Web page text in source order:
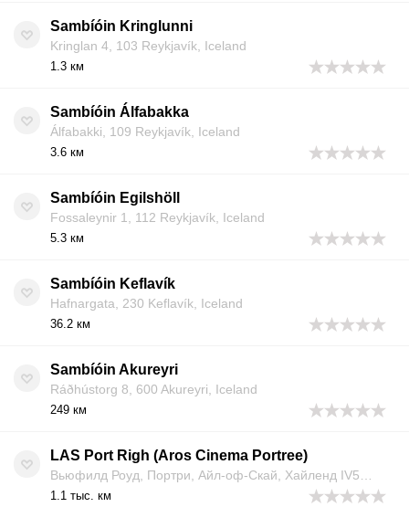
Sambíóin Kringlunni
Kringlan 4, 103 Reykjavík, Iceland
1.3 км
Sambíóin Álfabakka
Álfabakki, 109 Reykjavík, Iceland
3.6 км
Sambíóin Egilshöll
Fossaleynir 1, 112 Reykjavík, Iceland
5.3 км
Sambíóin Keflavík
Hafnargata, 230 Keflavík, Iceland
36.2 км
Sambíóin Akureyri
Ráðhústorg 8, 600 Akureyri, Iceland
249 км
LAS Port Righ (Aros Cinema Portree)
1.1 тыс. км